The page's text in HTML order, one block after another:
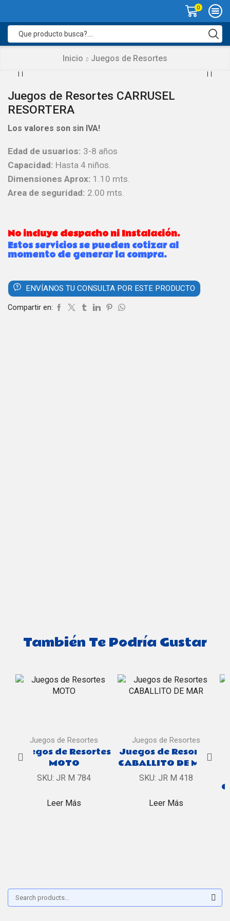
0
input
Inicio Juegos de Resortes
Juegos de Resortes CARRUSEL
RESORTERA
Los valores son sin IVA!
Edad de usuarios: 3-8 años
Capacidad: Hasta 4 niños.
Dimensiones Aprox: 1.10 mts.
Area de seguridad: 2.00 mts.
No incluye despacho ni Instalación.
Estos servicios se pueden cotizar al
momento de generar la compra.
ENVÍANOS TU CONSULTA POR ESTE PRODUCTO
Compartir en:
También Te Podría Gustar
Juegos de Resortes
Juegos de Resortes
MOTO
SKU: JR M 784
Leer Más
Juegos de Resortes
Juegos de Resortes
CABALLITO DE MAR
SKU: JR M 418
Leer Más
Buscar: